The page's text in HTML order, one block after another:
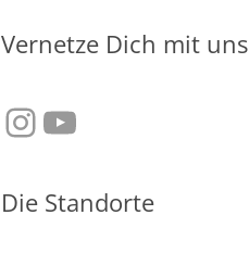
Vernetze Dich mit uns
Instagram
YouTube
Die Standorte